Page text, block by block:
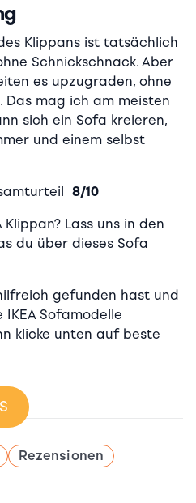
Klippans ist tatsächlich
Schnickschnack. Aber
es upzugraden, ohne
Das mag ich am meisten
sich ein Sofa kreieren,
und einem selbst
8/10
Lass uns in den
du über dieses Sofa
gefunden hast und
Sofamodelle
klicke unten auf beste
Rezensionen